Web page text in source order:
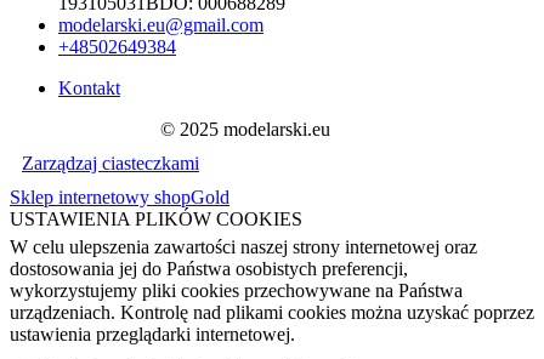
modelarski.eu@gmail.com
+48502649384
Kontakt
© 2025 modelarski.eu
Zarządzaj ciasteczkami
Sklep internetowy shopGold
USTAWIENIA PLIKÓW COOKIES
W celu ulepszenia zawartości naszej strony internetowej oraz
dostosowania jej do Państwa osobistych preferencji,
wykorzystujemy pliki cookies przechowywane na Państwa
urządzeniach. Kontrolę nad plikami cookies można uzyskać poprzez
ustawienia przeglądarki internetowej.